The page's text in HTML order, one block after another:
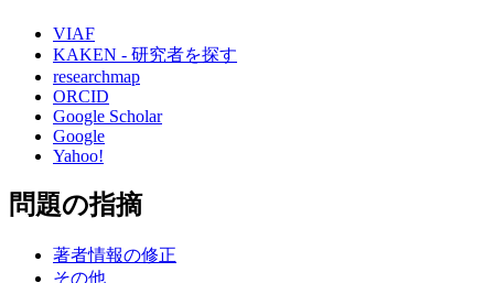
VIAF
KAKEN - 研究者を探す
researchmap
ORCID
Google Scholar
Google
Yahoo!
問題の指摘
著者情報の修正
その他